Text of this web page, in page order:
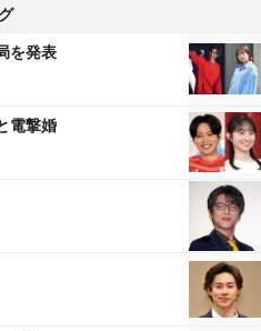
を発表
電撃婚